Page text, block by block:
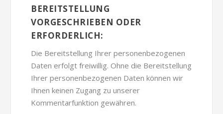
BEREITSTELLUNG
VORGESCHRIEBEN ODER
ERFORDERLICH:
Die Bereitstellung Ihrer personenbezogenen
Daten erfolgt freiwillig. Ohne die Bereitstellung
Ihrer personenbezogenen Daten können wir
Ihnen keinen Zugang zu unserer
Kommentarfunktion gewähren.